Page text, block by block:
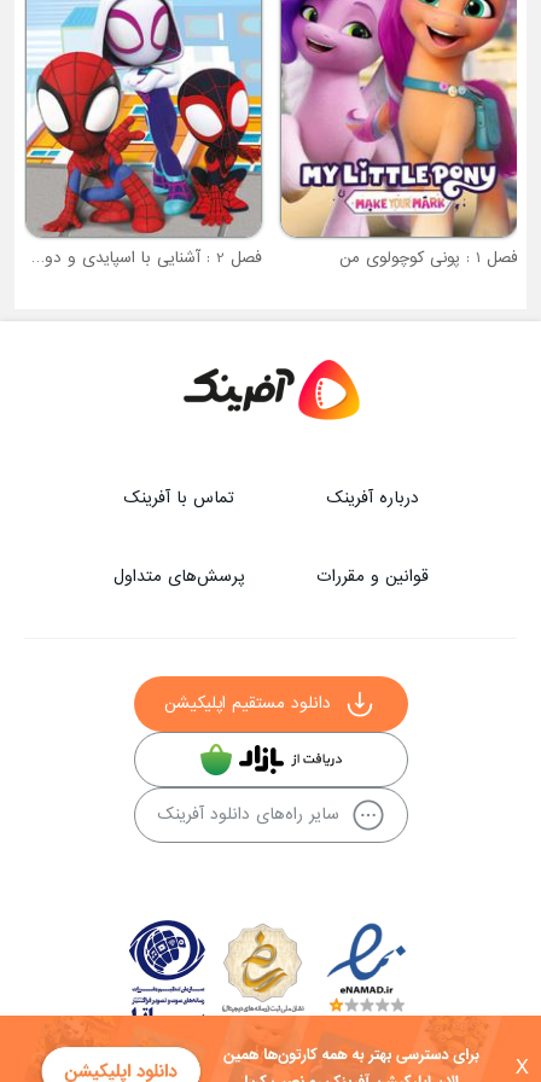
X
فصل 1 : پونی کوچولوی من فصل 2 : آشنایی با اسپایدی و دوستان شگفت انگیزش
درباره آفرینک تماس با آفرینک
قوانین و مقررات پرسش‌های متداول
دانلود مستقیم اپلیکیشن
سایر راه‌های دانلود آفرینک